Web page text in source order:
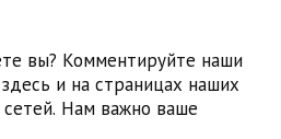
вы? Комментируйте наши
и на страницах наших
Нам важно ваше